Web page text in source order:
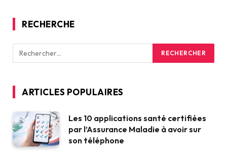
RECHERCHE
ARTICLES POPULAIRES
Les 10 applications santé certifiées
par l’Assurance Maladie à avoir sur
son téléphone